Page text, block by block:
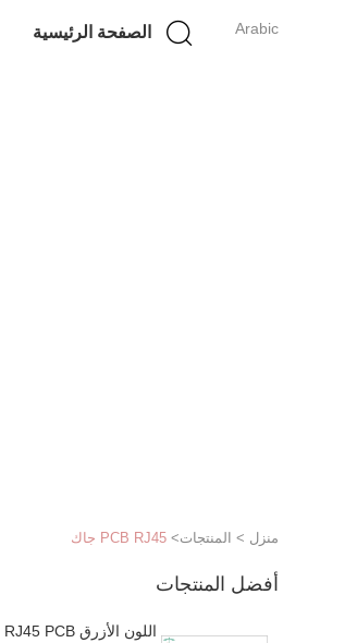
Arabic الصفحة الرئيسية
منزل > المنتجات> PCB RJ45 جاك
أفضل المنتجات